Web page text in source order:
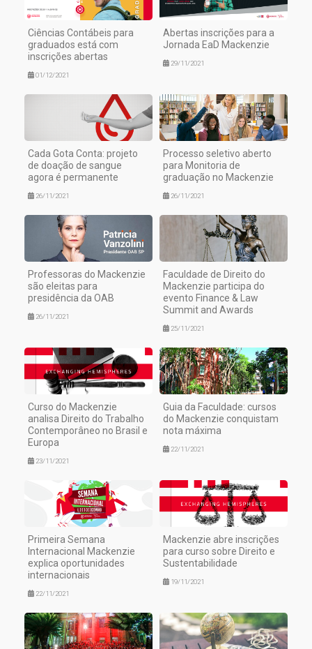
Ciências Contábeis para
graduados está com
inscrições abertas
01/12/2021
Abertas inscrições para a
Jornada EaD Mackenzie
29/11/2021
Cada Gota Conta: projeto
de doação de sangue
agora é permanente
26/11/2021
Processo seletivo aberto
para Monitoria de
graduação no Mackenzie
26/11/2021
Professoras do Mackenzie
são eleitas para
presidência da OAB
26/11/2021
Faculdade de Direito do
Mackenzie participa do
evento Finance & Law
Summit and Awards
25/11/2021
Curso do Mackenzie
analisa Direito do Trabalho
Contemporâneo no Brasil e
Europa
23/11/2021
Guia da Faculdade: cursos
do Mackenzie conquistam
nota máxima
22/11/2021
Primeira Semana
Internacional Mackenzie
explica oportunidades
internacionais
22/11/2021
Mackenzie abre inscrições
para curso sobre Direito e
Sustentabilidade
19/11/2021